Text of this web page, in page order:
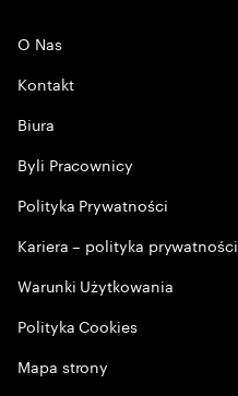
O Nas
Kontakt
Biura
Byli Pracownicy
Polityka Prywatności
Kariera – polityka prywatności
Warunki Użytkowania
Polityka Cookies
Mapa strony